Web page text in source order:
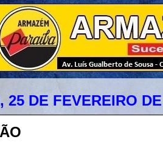
25 DE FEVEREIRO